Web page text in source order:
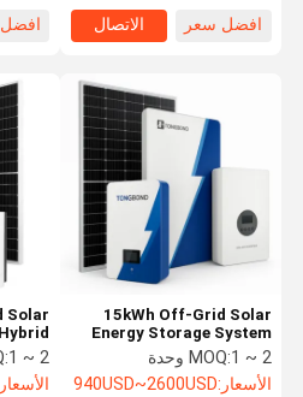
افضل سعر
الاتصال
1 ~ 2 وحدة
15kWh Off-Grid Solar
Energy Storage System
with Hybrid Inverter and
Lithium Battery Pack
MOQ:1 ~ 2 وحدة
الأسعار:940USD~2600USD